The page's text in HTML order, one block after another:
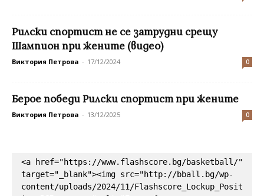
Рилски спортист не се затрудни срещу
Шампион при жените (видео)
Виктория Петрова - 17/12/2024 0
Берое победи Рилски спортист при жените
Виктория Петрова - 13/12/2025 0
<a href="https://www.flashscore.bg/basketball/"
target="_blank"><img src="http://bball.bg/wp-
content/uploads/2024/11/Flashscore_Lockup_Posit